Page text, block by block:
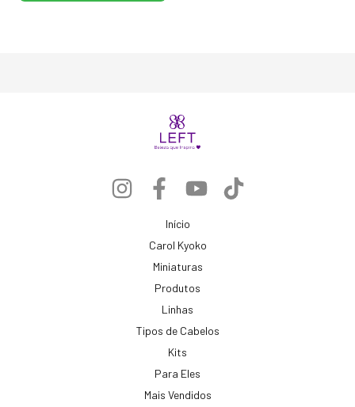
Início
Carol Kyoko
Miniaturas
Produtos
Linhas
Tipos de Cabelos
Kits
Para Eles
Mais Vendidos